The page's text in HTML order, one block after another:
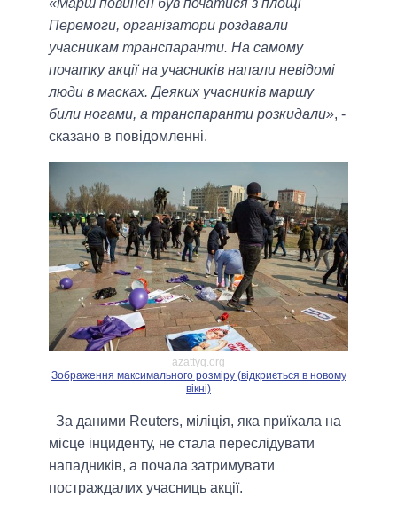
Перемоги, організатори роздавали
учасникам транспаранти. На самому
початку акції на учасників напали невідомі
люди в масках. Деяких учасників маршу
били ногами, а транспаранти розкидали», -
сказано в повідомленні.
azattyq.org
Зображення максимального розміру (відкриється в новому
вікні)
За даними Reuters, міліція, яка приїхала на
місце інциденту, не стала переслідувати
нападників, а почала затримувати
постраждалих учасниць акції.